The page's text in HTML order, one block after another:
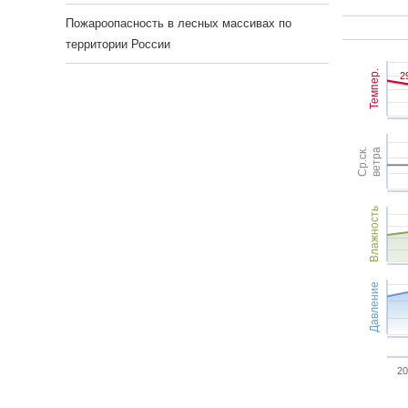
Темпер.
Ср.ск.ветра
Влажность
Давление
Пожароопасность в лесных массивах по
территории России